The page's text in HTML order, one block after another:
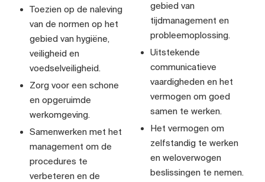
Toezien op de naleving
van de normen op het
gebied van hygiëne,
veiligheid en
voedselveiligheid.
Zorg voor een schone
en opgeruimde
werkomgeving.
Samenwerken met het
management om de
procedures te
verbeteren en de
gebied van
tijdmanagement en
probleemoplossing.
Uitstekende
communicatieve
vaardigheden en het
vermogen om goed
samen te werken.
Het vermogen om
zelfstandig te werken
en weloverwogen
beslissingen te nemen.